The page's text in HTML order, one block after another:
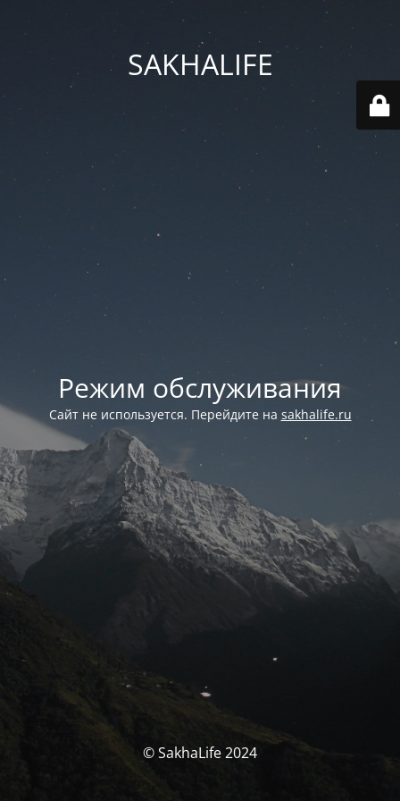
SAKHALIFE
Режим обслуживания
Сайт не используется. Перейдите на sakhalife.ru
© SakhaLife 2024